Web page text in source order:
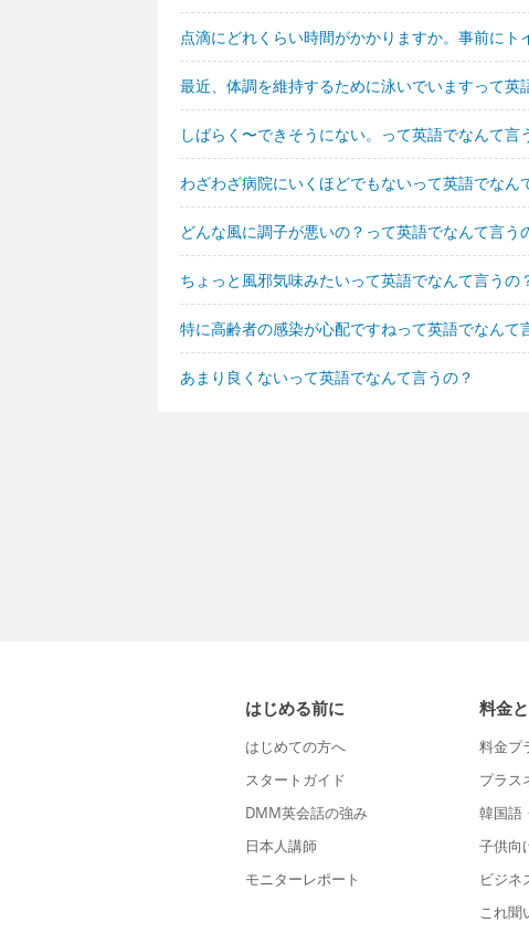
点滴にどれくらい時間がかかりますか。事前に
最近、体調を維持するために泳いでいますって英
しばらく〜できそうにない。って英語でなんて言
わざわざ病院にいくほどでもないって英語でなん
どんな風に調子が悪いの？って英語でなんて言う
ちょっと風邪気味みたいって英語でなんて言うの
特に高齢者の感染が心配ですねって英語でなんて
あまり良くないって英語でなんて言うの？
はじめる前に
はじめての方へ
スタートガイド
DMM英会話の強み
日本人講師
モニターレポート
料金
料金プ
プラス
韓国語
子供向
ビジネ
これ聞